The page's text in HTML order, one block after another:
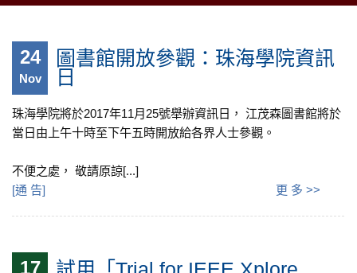
24
Nov
圖書館開放參觀：珠海學院資訊
日
珠海學院將於2017年11月25號舉辦資訊日， 江茂森圖書館將於
當日由上午十時至下午五時開放給各界人士參觀。
不便之處， 敬請原諒[...]
[通 告] 更 多 >>
17